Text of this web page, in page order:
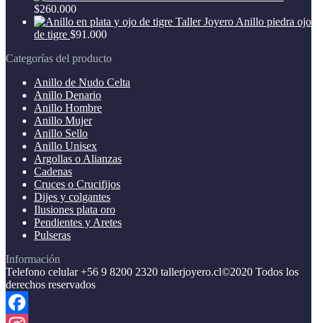
$260.000
Anillo piedra ojo
de tigre $91.000
Categorías del producto
Anillo de Nudo Celta
Anillo Denario
Anillo Hombre
Anillo Mujer
Anillo Sello
Anillo Unisex
Argollas o Alianzas
Cadenas
Cruces o Crucifijos
Dijes y colgantes
Ilusiones plata oro
Pendientes y Aretes
Pulseras
Información
Telefono celular +56 9 8200 2320 tallerjoyero.cl©2020 Todos los
derechos reservados